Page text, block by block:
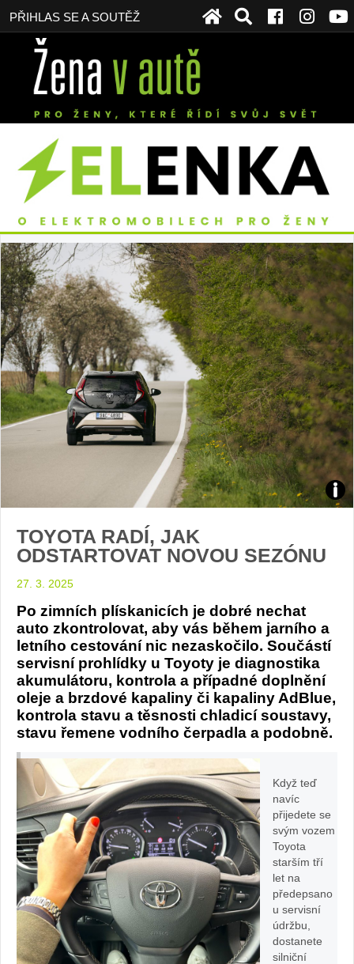
PŘIHLAS SE A SOUTĚŽ
TOYOTA RADÍ, JAK
ODSTARTOVAT NOVOU SEZÓNU
27. 3. 2025
Po zimních plískanicích je dobré nechat
auto zkontrolovat, aby vás během jarního a
letního cestování nic nezaskočilo. Součástí
servisní prohlídky u Toyoty je diagnostika
akumulátoru, kontrola a případné doplnění
oleje a brzdové kapaliny či kapaliny AdBlue,
kontrola stavu a těsnosti chladicí soustavy,
stavu řemene vodního čerpadla a podobně.
Když teď
navíc
přijedete se
svým vozem
Toyota
starším tří
let na
předepsano
u servisní
údržbu,
dostanete
silniční